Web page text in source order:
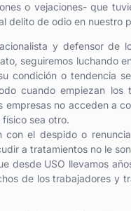
o vejaciones- que
delito de odio en nuestro
y defensor de
seguiremos luchando
condición o tendencia
cuando empiezan
empresas no acceden a
sea otro.
con el despido o
a tratamientos no le
desde USO llevamos
de los trabajadores y